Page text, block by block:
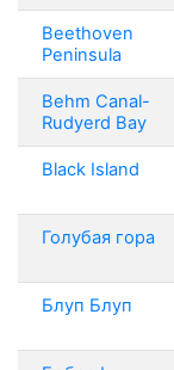
Beethoven
Peninsula
Behm Canal-
Rudyerd Bay
Black Island
Голубая гора
Блуп Блуп